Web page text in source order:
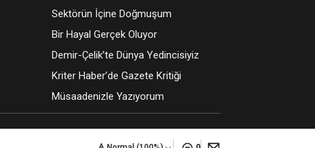
Sektörün İçine Doğmuşum
Bir Hayal Gerçek Oluyor
Demir-Çelik’te Dünya Yedincisiyiz
Kriter Haber’de Gazete Kritiği
Müsaadenizle Yazıyorum